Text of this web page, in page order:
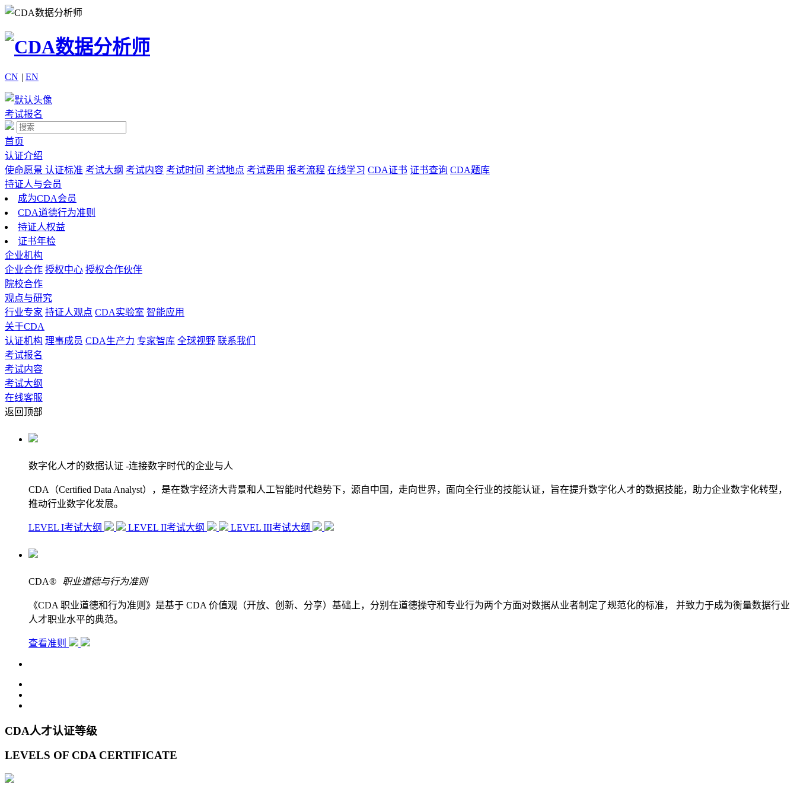
CN | EN
考试报名
首页
认证介绍
使命愿景 认证标准 考试大纲 考试内容 考试时间 考试地点 考试费用 报考流程 在线学习 CDA证书 证书查询 CDA题库
持证人与会员
成为CDA会员
CDA道德行为准则
持证人权益
证书年检
企业机构
企业合作 授权中心 授权合作伙伴
院校合作
观点与研究
行业专家 持证人观点 CDA实验室 智能应用
关于CDA
认证机构 理事成员 CDA生产力 专家智库 全球视野 联系我们
考试报名
考试内容
考试大纲
在线客服
返回顶部
数字化人才的数据认证 -连接数字时代的企业与人
CDA（Certified Data Analyst），是在数字经济大背景和人工智能时代趋势下，源自中国，走向世界，面向全行业的技能认证，旨在提升数字化人才的数据技能，助力企业数字化转型，
推动行业数字化发展。
LEVEL I考试大纲 LEVEL II考试大纲 LEVEL III考试大纲
CDA® 职业道德与行为准则
《CDA 职业道德和行为准则》是基于 CDA 价值观（开放、创新、分享）基础上，分别在道德操守和专业行为两个方面对数据从业者制定了规范化的标准， 并致力于成为衡量数据行业
人才职业水平的典范。
查看准则
CDA人才认证等级
LEVELS OF CDA CERTIFICATE